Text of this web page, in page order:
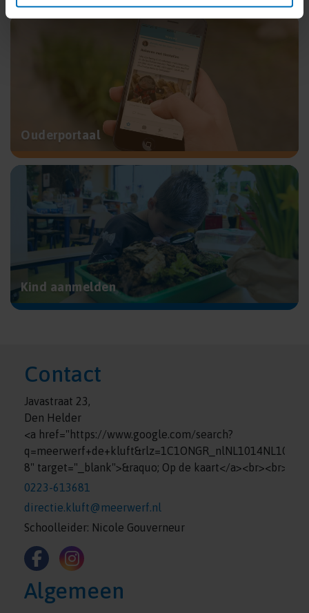
Ouderportaal
Kind aanmelden
Contact
Javastraat 23,
Den Helder
<a href="https://www.google.com/search?
8" target="_blank">&raquo; Op de kaart</a><br><br>
0223-613681
directie.kluft@meerwerf.nl
Schoolleider: Nicole Gouverneur
Algemeen